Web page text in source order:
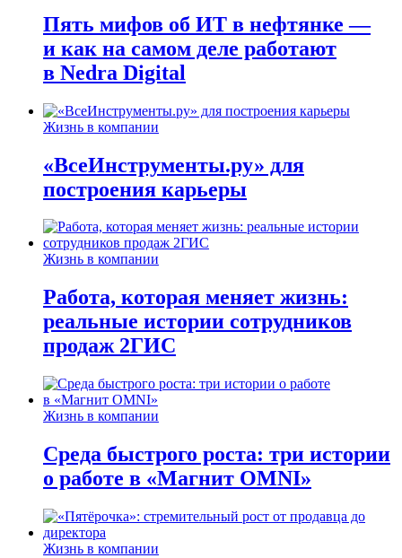
Пять мифов об ИТ в нефтянке —
и как на самом деле работают
в Nedra Digital
Жизнь в компании
«ВсеИнструменты.ру» для
построения карьеры
Жизнь в компании
Работа, которая меняет жизнь:
реальные истории сотрудников
продаж 2ГИС
Жизнь в компании
Среда быстрого роста: три истории
о работе в «Магнит OMNI»
Жизнь в компании